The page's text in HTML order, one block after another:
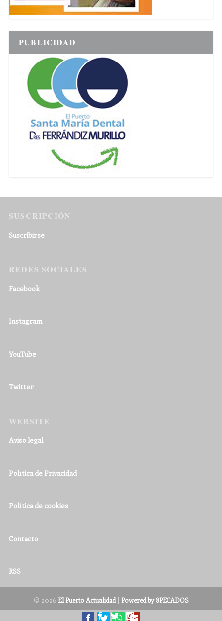
PUBLICIDAD
SUSCRIPCIÓN
Suscribirse
REDES SOCIALES
Facebook
Instagram
YouTube
Twitter
WEBSITE
Aviso legal
Política de Privacidad
Política de cookies
Contacto
RSS
© 2026 El Puerto Actualidad| Powered by 8PECADOS